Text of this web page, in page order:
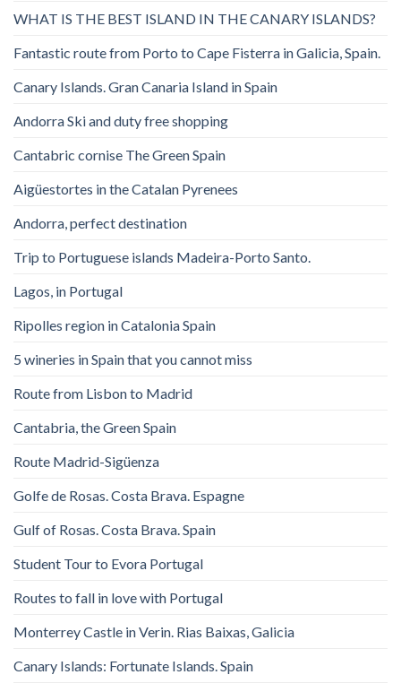
WHAT IS THE BEST ISLAND IN THE CANARY ISLANDS?
Fantastic route from Porto to Cape Fisterra in Galicia, Spain.
Canary Islands. Gran Canaria Island in Spain
Andorra Ski and duty free shopping
Cantabric cornise The Green Spain
Aigüestortes in the Catalan Pyrenees
Andorra, perfect destination
Trip to Portuguese islands Madeira-Porto Santo.
Lagos, in Portugal
Ripolles region in Catalonia Spain
5 wineries in Spain that you cannot miss
Route from Lisbon to Madrid
Cantabria, the Green Spain
Route Madrid-Sigüenza
Golfe de Rosas. Costa Brava. Espagne
Gulf of Rosas. Costa Brava. Spain
Student Tour to Evora Portugal
Routes to fall in love with Portugal
Monterrey Castle in Verin. Rias Baixas, Galicia
Canary Islands: Fortunate Islands. Spain